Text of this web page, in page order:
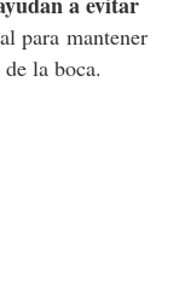
para mantener
la boca.